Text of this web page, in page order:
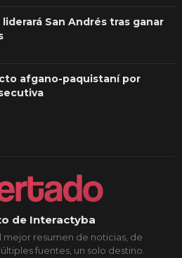
San Andrés tras ganar
afgano-paquistaní por
de Interactyba
resumen de noticias, de
fuentes, un solo destino.